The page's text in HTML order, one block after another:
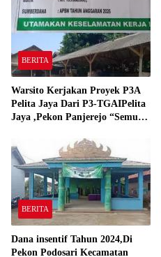
BERITA
Warsito Kerjakan Proyek P3A
Pelita Jaya Dari P3-TGAIPelita
Jaya ,Pekon Panjerejo “Semua
BERITA
Dana insentif Tahun 2024,Di
Pekon Podosari Kecamatan